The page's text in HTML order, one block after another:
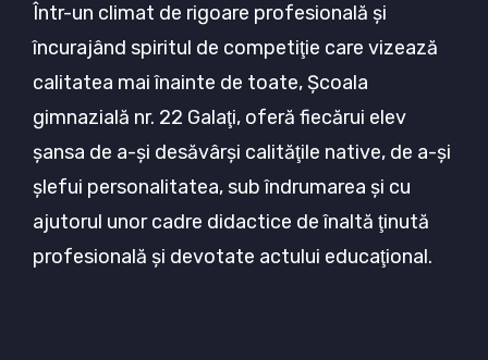
Într-un climat de rigoare profesională şi
încurajând spiritul de competiţie care vizează
calitatea mai înainte de toate, Şcoala
gimnazială nr. 22 Galaţi, oferă fiecărui elev
şansa de a-şi desăvârşi calităţile native, de a-şi
şlefui personalitatea, sub îndrumarea şi cu
ajutorul unor cadre didactice de înaltă ţinută
profesională şi devotate actului educaţional.